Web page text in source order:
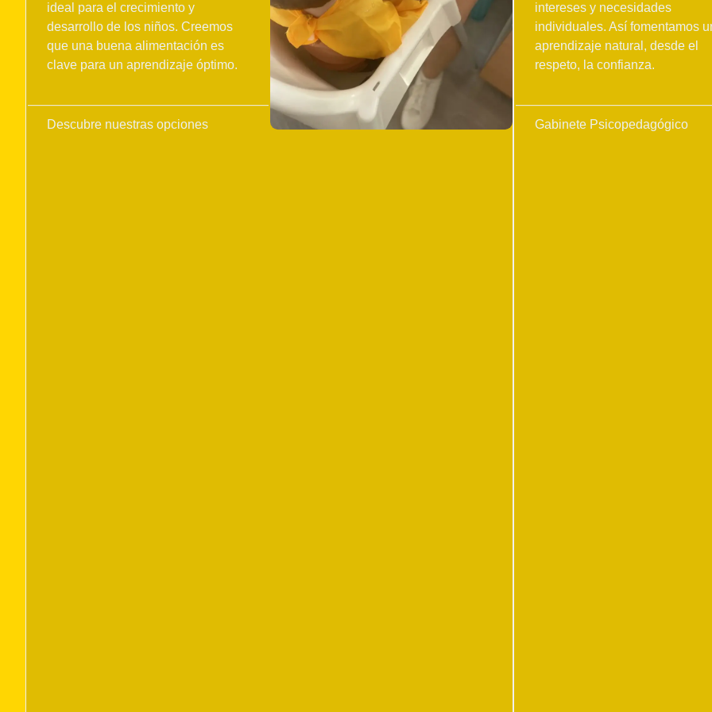
ideal para el crecimiento y
desarrollo de los niños. Creemos
que una buena alimentación es
clave para un aprendizaje óptimo.
Descubre nuestras opciones
intereses y necesidades
individuales. Así fomentamos
aprendizaje natural, desde el
respeto, la confianza.
Gabinete Psicopedagógico